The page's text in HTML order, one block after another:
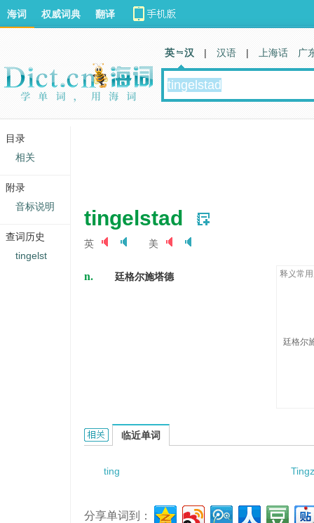
tingelstad
英 美
n. 廷格尔施塔德 释义常
廷格尔
Tingelstad的相关资料：
临近单词
ting
分享单词到：
海词 权威词典 翻译
英 汉 | 汉语 | 上海话 广
目录
相关
附录
音标说明
查词历史
tingelst